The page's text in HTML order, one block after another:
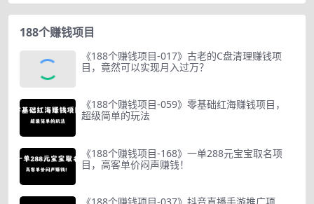
188个赚钱项目
《188个赚钱项目-017》古老的C盘清理赚钱项
目，竟然可以实现月入过万？
《188个赚钱项目-059》零基础红海赚钱项目，
超级简单的玩法
《188个赚钱项目-168》一单288元宝宝取名项
目，高客单价闷声赚钱！